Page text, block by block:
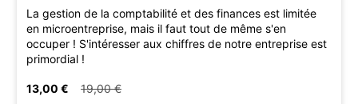
La gestion de la comptabilité et des finances est limitée
en microentreprise, mais il faut tout de même s'en
occuper ! S'intéresser aux chiffres de notre entreprise est
primordial !
13,00 € 19,00 €